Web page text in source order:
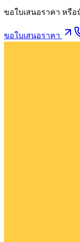
ขอใบเสนอราคา หรือ
ขอใบเสนอราคา